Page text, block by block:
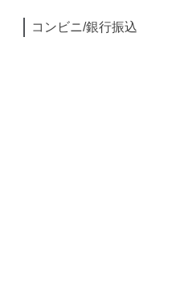
コンビニ/銀行振込